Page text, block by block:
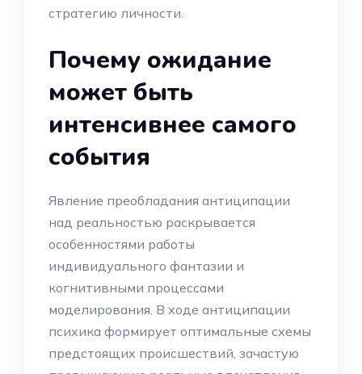
стратегию личности.
Почему ожидание
может быть
интенсивнее самого
события
Явление преобладания антиципации
над реальностью раскрывается
особенностями работы
индивидуального фантазии и
когнитивными процессами
моделирования. В ходе антиципации
психика формирует оптимальные схемы
предстоящих происшествий, зачастую